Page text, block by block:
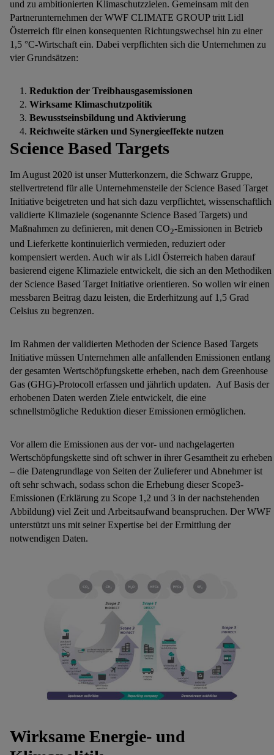
und zu ambitionierten Klimaschutzzielen. Gemeinsam mit den
Partnerunternehmen der WWF CLIMATE GROUP tritt Lidl
Österreich für einen konsequenten Richtungswechsel hin zu einer
1,5 °C-Wirtschaft ein. Dabei verpflichten sich die Unternehmen zu
vier Grundsätzen:
Reduktion der Treibhausgasemissionen
Wirksame Klimaschutzpolitik
Bewusstseinsbildung und Aktivierung
Reichweite stärken und Synergieeffekte nutzen
Science Based Targets
Im August 2020 ist unser Mutterkonzern, die Schwarz Gruppe,
stellvertretend für alle Unternehmensteile der Science Based Target
Initiative beigetreten und hat sich dazu verpflichtet, wissenschaftlich
validierte Klimaziele (sogenannte Science Based Targets) und
Maßnahmen zu definieren, mit denen CO2-Emissionen in Betrieb
und Lieferkette kontinuierlich vermieden, reduziert oder
kompensiert werden. Auch wir als Lidl Österreich haben darauf
basierend eigene Klimaziele entwickelt, die sich an den Methodiken
der Science Based Target Initiative orientieren. So wollen wir einen
messbaren Beitrag dazu leisten, die Erderhitzung auf 1,5 Grad
Celsius zu begrenzen.
Im Rahmen der validierten Methoden der Science Based Targets
Initiative müssen Unternehmen alle anfallenden Emissionen entlang
der gesamten Wertschöpfungskette erheben, nach dem Greenhouse
Gas (GHG)-Protocoll erfassen und jährlich updaten. Auf Basis der
erhobenen Daten werden Ziele entwickelt, die eine
schnellstmögliche Reduktion dieser Emissionen ermöglichen.
Vor allem die Emissionen aus der vor- und nachgelagerten
Wertschöpfungskette sind oft schwer in ihrer Gesamtheit zu erheben
– die Datengrundlage von Seiten der Zulieferer und Abnehmer ist
oft sehr schwach, sodass schon die Erhebung dieser Scope3-
Emissionen (Erklärung zu Scope 1,2 und 3 in der nachstehenden
Abbildung) viel Zeit und Arbeitsaufwand beanspruchen. Der WWF
unterstützt uns mit seiner Expertise bei der Ermittlung der
notwendigen Daten.
Wirksame Energie- und